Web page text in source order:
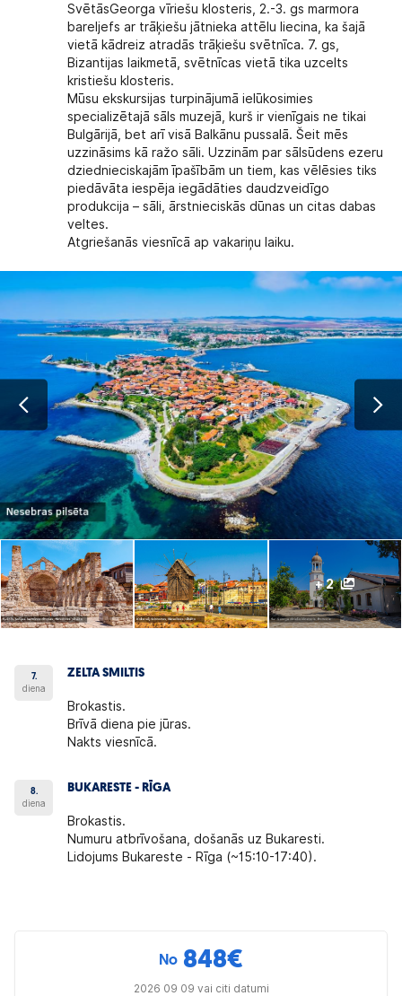
SvētāsGeorga vīriešu klosteris, 2.-3. gs marmora
bareljefs ar trāķiešu jātnieka attēlu liecina, ka šajā
vietā kādreiz atradās trāķiešu svētnīca. 7. gs,
Bizantijas laikmetā, svētnīcas vietā tika uzcelts
kristiešu klosteris.
Mūsu ekskursijas turpinājumā ielūkosimies
specializētajā sāls muzejā, kurš ir vienīgais ne tikai
Bulgārijā, bet arī visā Balkānu pussalā. Šeit mēs
uzzināsims kā ražo sāli. Uzzinām par sālsūdens ezeru
dziednieciskajām īpašībām un tiem, kas vēlēsies tiks
piedāvāta iespēja iegādāties daudzveidīgo
produkcija – sāli, ārstnieciskās dūnas un citas dabas
veltes.
Atgriešanās viesnīcā ap vakariņu laiku.
+ 2
7.
diena
ZELTA SMILTIS
Brokastis.
Brīvā diena pie jūras.
Nakts viesnīcā.
8.
diena
BUKARESTE - RĪGA
Brokastis.
Numuru atbrīvošana, došanās uz Bukaresti.
Lidojums Bukareste - Rīga (~15:10-17:40).
No 848€
2026 09 09 vai citi datumi